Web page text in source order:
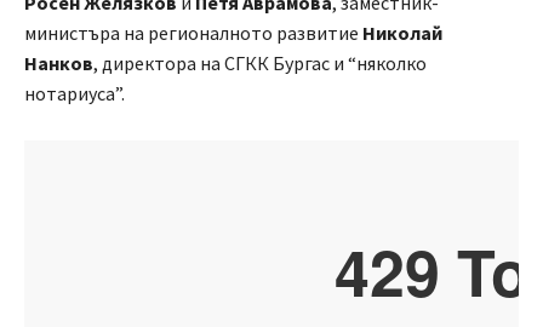
министъра на регионалното развитие Николай
Нанков, директора на СГКК Бургас и “няколко
нотариуса”.